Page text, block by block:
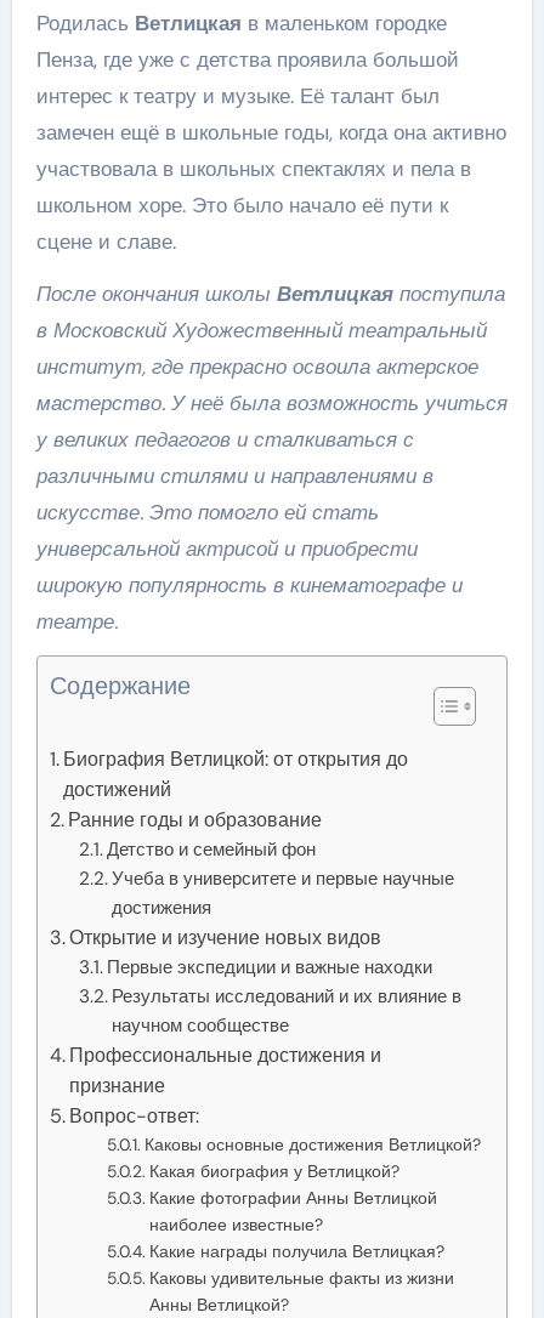
Родилась Ветлицкая в маленьком городке
Пенза, где уже с детства проявила большой
интерес к театру и музыке. Её талант был
замечен ещё в школьные годы, когда она активно
участвовала в школьных спектаклях и пела в
школьном хоре. Это было начало её пути к
сцене и славе.
После окончания школы Ветлицкаяпоступила
в Московский Художественный театральный
институт, где прекрасно освоила актерское
мастерство. У неё была возможность учиться
у великих педагогов и сталкиваться с
различными стилями и направлениями в
искусстве. Это помогло ей стать
универсальной актрисой и приобрести
широкую популярность в кинематографе и
театре.
Содержание
Биография Ветлицкой: от открытия до
достижений
Ранние годы и образование
Детство и семейный фон
Учеба в университете и первые научные
достижения
Открытие и изучение новых видов
Первые экспедиции и важные находки
Результаты исследований и их влияние в
научном сообществе
Профессиональные достижения и
признание
Вопрос-ответ:
Каковы основные достижения Ветлицкой?
Какая биография у Ветлицкой?
Какие фотографии Анны Ветлицкой
наиболее известные?
Какие награды получила Ветлицкая?
Каковы удивительные факты из жизни
Анны Ветлицкой?